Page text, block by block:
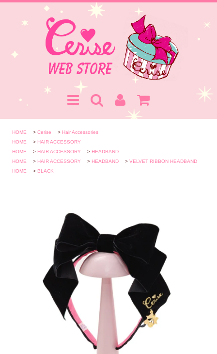
HOME > Cerise > Hair Accessories
HOME
> HAIR ACCESSORY
HOME
> HAIR ACCESSORY > HEADBAND
HOME
> HAIR ACCESSORY > HEADBAND > VELVET RIBBON HEADBAND
HOME
> BLACK